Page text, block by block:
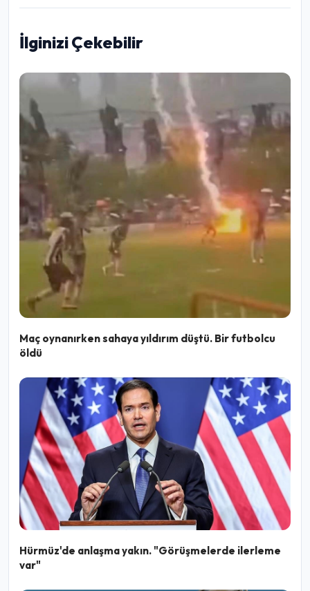
İlginizi Çekebilir
Maç oynanırken sahaya yıldırım düştü. Bir futbolcu
öldü
Hürmüz'de anlaşma yakın. "Görüşmelerde ilerleme
var"